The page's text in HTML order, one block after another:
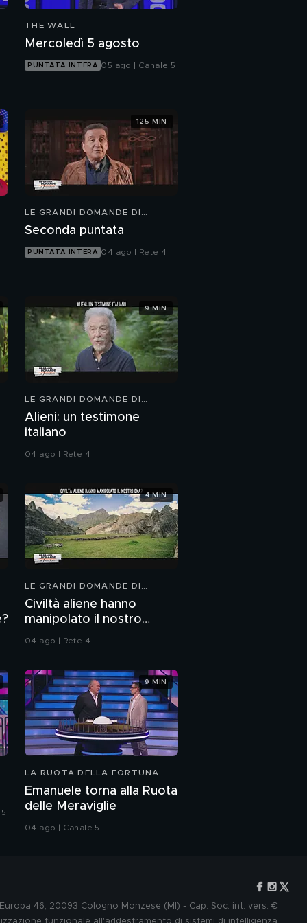
THE WALL
Mercoledì 5 agosto
PUNTATA INTERA 05 ago | Canale 5
LE GRANDI DOMANDE DI
Seconda puntata
PUNTATA INTERA 04 ago | Rete 4
125 MIN
LE GRANDI DOMANDE DI
Alieni: un testimone
italiano
04 ago | Rete 4
9 MIN
LE GRANDI DOMANDE DI
FREEDOM
Civiltà aliene hanno
manipolato il nostro
DNA?
04 ago | Rete 4
4 MIN
LA RUOTA DELLA FORTUNA
Emanuele torna alla Ruota
delle Meraviglie
04 ago | Canale 5
9 MIN
46, 20093 Cologno Monzese (MI) - Cap. Soc. int. vers. €